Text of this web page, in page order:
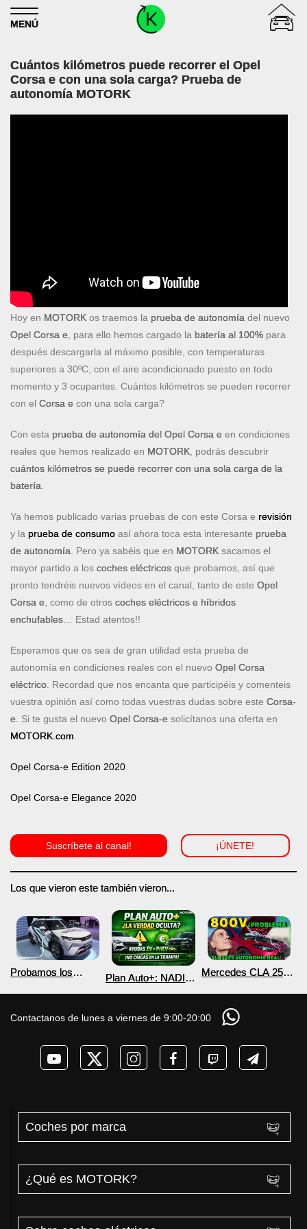
Skip to content
MENÚ
Cuántos kilómetros puede recorrer el Opel
Corsa e con una sola carga? Prueba de
autonomía MOTORK
Hoy en MOTORK os traemos la prueba de autonomía del nuevo
Opel Corsa e, para ello hemos cargado la batería al 100% para
después descargarla al máximo posible, con temperaturas
superiores a 30ºC, con el aire acondicionado puesto en todo
momento y 3 ocupantes. Cuántos kilómetros se pueden recorrer
con el Corsa e con una sola carga?
Con esta prueba de autonomía del Opel Corsa e en condiciones
reales que hemos realizado en MOTORK, podrás descubrir
cuántos kilómetros se puede recorrer con una sola carga de la
batería.
Ya hemos publicado varias pruebas de con este Corsa e revisión
y la prueba de consumo así ahora toca esta interesante prueba
de autonomía. Pero ya sabéis que en MOTORK sacamos el
mayor partido a los coches eléctricos que probamos, así que
pronto tendréis nuevos vídeos en el canal, tanto de este Opel
Corsa e, como de otros coches eléctricos e híbridos
enchufables… Estad atentos!!
Esperamos que os sea de gran utilidad esta prueba de
autonomía en condiciones reales con el nuevo Opel Corsa
eléctrico. Recordad que nos encanta que participéis y comenteis
vuestra opinión así como todas vuestras dudas sobre este Corsa-
e. Si te gusta el nuevo Opel Corsa-e solicítanos una oferta en
MOTORK.com.
Opel Corsa-e Edition 2020
Opel Corsa-e Elegance 2020
Suscríbete al canal! ¡ÚNETE!
Los que vieron este también vieron...
Probamos los
DM-i y EV con más
Plan Auto+: NADIE
coches eléctricos y
PHEV 2026
Mercedes CLA 250+
COCHE que NO lo
necesita? PRUEBA
de AUTONOMÍA
Contactanos de lunes a viernes de 9:00-20:00
Coches por marca
¿Qué es MOTORK?